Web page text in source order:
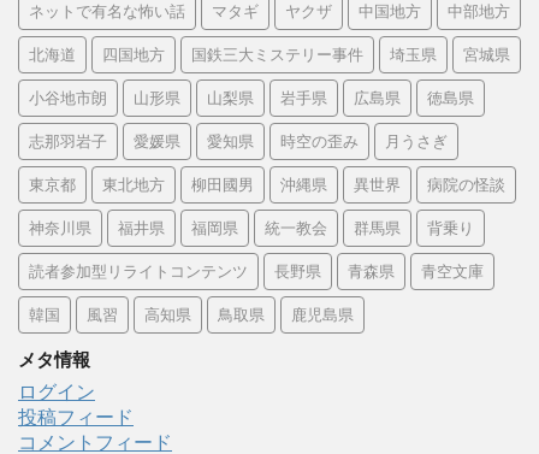
ネットで有名な怖い話 マタギ ヤクザ 中国地方 中部地方
北海道 四国地方 国鉄三大ミステリー事件 埼玉県 宮城県
小谷地市朗 山形県 山梨県 岩手県 広島県 徳島県
志那羽岩子 愛媛県 愛知県 時空の歪み 月うさぎ
東京都 東北地方 柳田國男 沖縄県 異世界 病院の怪談
神奈川県 福井県 福岡県 統一教会 群馬県 背乗り
読者参加型リライトコンテンツ 長野県 青森県 青空文庫
韓国 風習 高知県 鳥取県 鹿児島県
メタ情報
ログイン
投稿フィード
コメントフィード